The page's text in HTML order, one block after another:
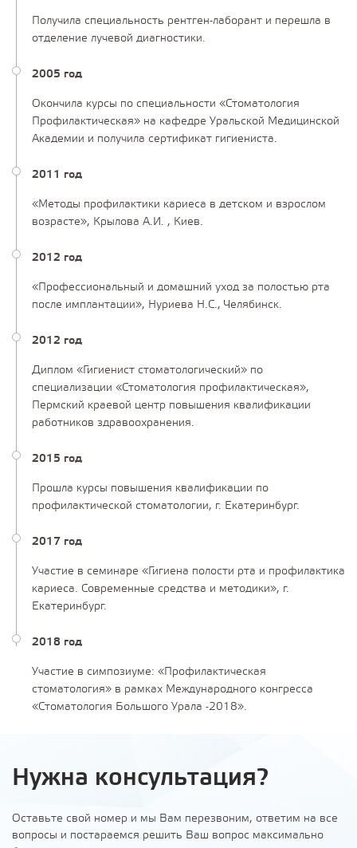
Получила специальность рентген-лаборант и перешла в
отделение лучевой диагностики.
2005 год
Окончила курсы по специальности «Стоматология
Профилактическая»‎ на кафедре Уральской Медицинской
Академии и получила сертификат гигиениста.
2011 год
«Методы профилактики кариеса в детском и взрослом
возрасте», Крылова А.И. , Киев.
2012 год
«Профессиональный и домашний уход за полостью рта
после имплантации», Нуриева Н.С., Челябинск.
2012 год
Диплом «Гигиенист стоматологический» по
специализации «Стоматология профилактическая»,
Пермский краевой центр повышения квалификации
работников здравоохранения.
2015 год
Прошла курсы повышения квалификации по
профилактической стоматологии, г. Екатеринбург.
2017 год
Участие в семинаре «Гигиена полости рта и профилактика
кариеса. Современные средства и методики», г.
Екатеринбург.
2018 год
Участие в симпозиуме: «Профилактическая
стоматология» в рамках Международного конгресса
«Стоматология Большого Урала -2018».
Нужна консультация?
Оставьте свой номер и мы Вам перезвоним, ответим на все
вопросы и постараемся решить Ваш вопрос максимально